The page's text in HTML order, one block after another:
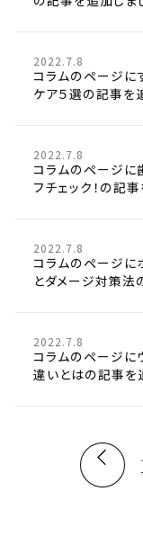
2022.7.8
コラムのページに
ケア５選の記事を
2022.7.8
コラムのページに
フチェック！の記
2022.7.8
コラムのページに
とダメージ対策法
2022.7.8
コラムのページに
違いとはの記事を